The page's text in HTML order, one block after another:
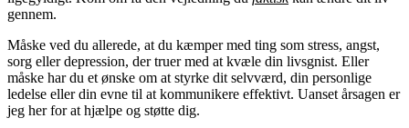
gennem.
Måske ved du allerede, at du kæmper med ting som stress, angst,
sorg eller depression, der truer med at kvæle din livsgnist. Eller
måske har du et ønske om at styrke dit selvværd, din personlige
ledelse eller din evne til at kommunikere effektivt. Uanset årsagen er
jeg her for at hjælpe og støtte dig.